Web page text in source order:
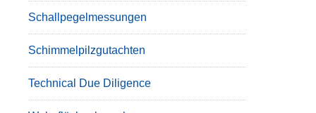
Schallpegelmessungen
Schimmelpilzgutachten
Technical Due Diligence